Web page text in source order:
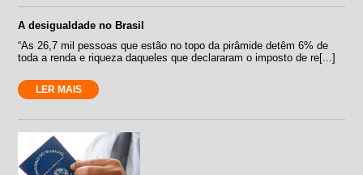
A desigualdade no Brasil
“As 26,7 mil pessoas que estão no topo da pirâmide detêm 6% de
toda a renda e riqueza daqueles que declararam o imposto de re[...]
LER MAIS